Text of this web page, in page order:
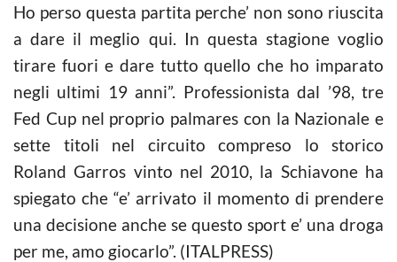
Ho perso questa partita perche’ non sono riuscita
a dare il meglio qui. In questa stagione voglio
tirare fuori e dare tutto quello che ho imparato
negli ultimi 19 anni”. Professionista dal ’98, tre
Fed Cup nel proprio palmares con la Nazionale e
sette titoli nel circuito compreso lo storico
Roland Garros vinto nel 2010, la Schiavone ha
spiegato che “e’ arrivato il momento di prendere
una decisione anche se questo sport e’ una droga
per me, amo giocarlo”. (ITALPRESS)